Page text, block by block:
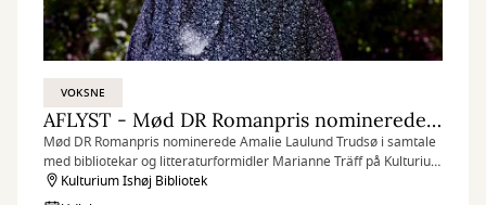
VOKSNE
AFLYST - Mød DR Romanpris nominerede Amalie Laulund Trudsø -AFLYST
Mød DR Romanpris nominerede Amalie Laulund Trudsø i samtale
med bibliotekar og litteraturformidler Marianne Träff på Kulturium
Bibliotek
Kulturium Ishøj Bibliotek